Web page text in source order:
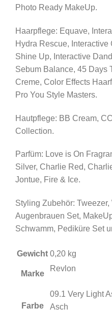
Photo Ready MakeUp.
Haarpflege: Equave,
Hydra Rescue,
Shine Up, Interactive
Sebum Balance, 45 Days
Creme, Color Effects
Pro You Style Masters.
Hautpflege: BB Cream,
Collection.
Parfüm: Love is On
Silver, Charlie Red,
Jontue, Fire & Ice.
Styling Zubehör:
Augenbrauen Set,
Schwamm, Pediküre Set
Gewicht 0,20 kg
Marke
Revlon
Farbe
09.1 Very Light
Asch